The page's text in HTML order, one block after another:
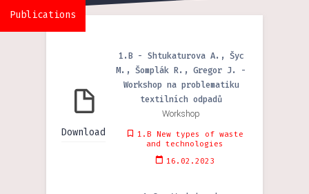
Publications
Download
1.B - Shtukaturova A., Šyc
M., Šomplák R., Gregor J. -
Workshop na problematiku
textilních odpadů
Workshop
1.B New types of waste
and technologies
16.02.2023